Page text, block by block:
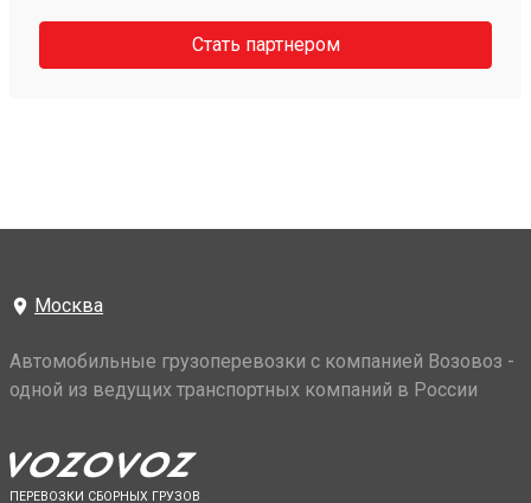
Стать партнером
Москва
Автомобильные грузоперевозки с компанией Возовоз -
одной из ведущих транспортных компаний в России
ПЕРЕВОЗКИ СБОРНЫХ ГРУЗОВ